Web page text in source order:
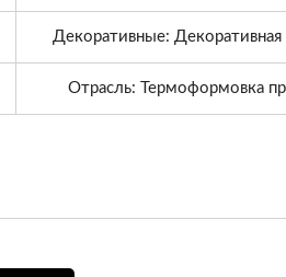
Декоративные:
Отрасль: Термоформовка